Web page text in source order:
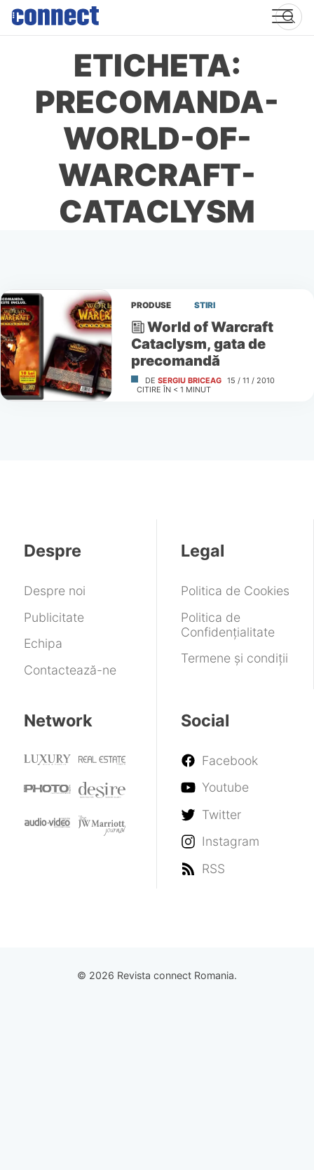
Skip
content
ETICHETA:
PRECOMANDA-
WORLD-OF-
WARCRAFT-
CATACLYSM
PRODUSE STIRI
World of Warcraft
Cataclysm, gata de
precomandă
DE SERGIU BRICEAG 15 / 11 / 2010
CITIRE ÎN < 1 MINUT
Despre
Despre noi
Publicitate
Echipa
Contactează-ne
Legal
Politica de Cookies
Politica de
Confidențialitate
Termene și condiții
Network Social
Facebook
Youtube
Twitter
Instagram
RSS
© 2026 Revista connect Romania.